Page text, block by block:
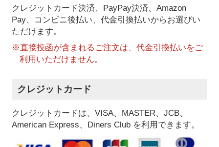
クレジットカード決済、PayPay決済、Amazon
Pay、コンビニ後払い、代金引換払いからお選びい
ただけます。
※直接投函が含まれるご注文は、代金引換払いをご
利用いただけません。
クレジットカード
クレジットカードは、VISA、MASTER、JCB、
American Express、Diners Club を利用できます。